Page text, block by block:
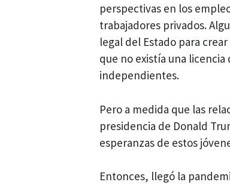
perspectivas en los
trabajadores privados.
legal del Estado para
que no existía una
independientes.
Pero a medida que las
presidencia de Donald
esperanzas de estos
Entonces, llegó la